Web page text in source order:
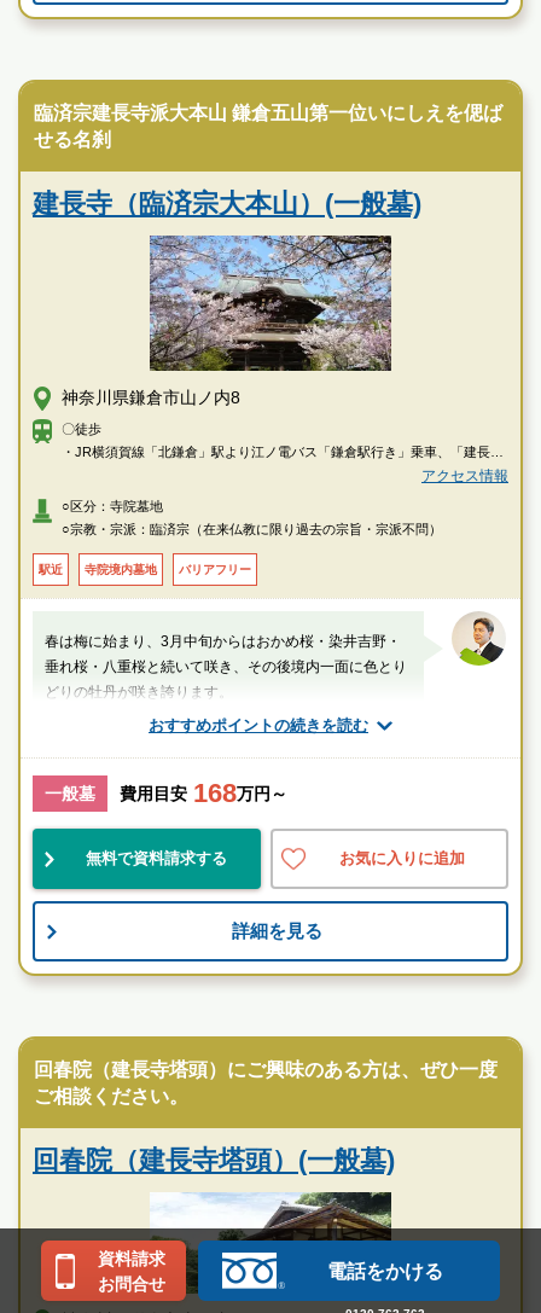
霊園墓地のプロフェッショナルが無料でご案内いたしま
禅居院（建長寺塔頭）の特徴
臨済宗建長寺派大本山 鎌倉五山第一位いにしえを偲ば
せる名刹
建長寺（臨済宗大本山）(一般墓)
神奈川県鎌倉市山ノ内8
〇徒歩
・JR横須賀線「北鎌倉」駅より江ノ電バス「鎌倉駅行き」乗車、「建長
・JR横須賀線「鎌倉」駅東口2番乗り場より江ノ電バス「大船駅東口行
き」乗車、「建長寺」下車徒歩約1分
徒歩約1分
・横浜横須賀道路「朝比奈インター」より約15分
アクセス情報
○区分：寺院墓地
○宗教・宗派：臨済宗（在来仏教に限り過去の宗旨・宗派不問）
駅近 寺院境内墓地 バリアフリー
おすすめポイントの続きを読む
春は梅に始まり、3月中旬からはおかめ桜・染井吉野・
垂れ桜・八重桜と続いて咲き、その後境内一面に色とり
どりの牡丹が咲き誇ります。
厚生労働省認定 葬祭ディレクター技能審査
1級葬祭ディレクター 田中（業界歴15年）
神奈川県
伝統的 歴史有
お墓のことなら何でもご相談ください
現地を見学して実際の雰囲気をお確かめください
建長寺（臨済宗大本山）の特徴
一般墓 費用目安 168万円～
無料で資料請求する お気に入りに追加
詳細を見る
回春院（建長寺塔頭）にご興味のある方は、ぜひ一度
ご相談ください。
回春院（建長寺塔頭）(一般墓)
資料請求
お問合せ
電話をかける